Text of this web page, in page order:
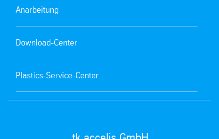
Anarbeitung
Download-Center
Plastics-Service-Center